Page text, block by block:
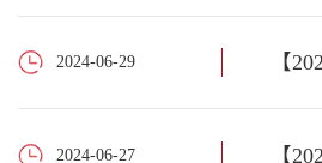
2024-06-29 【
2024-06-27 【